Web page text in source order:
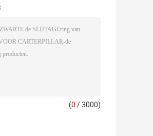
(0 / 3000)